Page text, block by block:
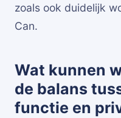
zoals ook duidelijk
Can.
Wat kunnen
de balans
functie en